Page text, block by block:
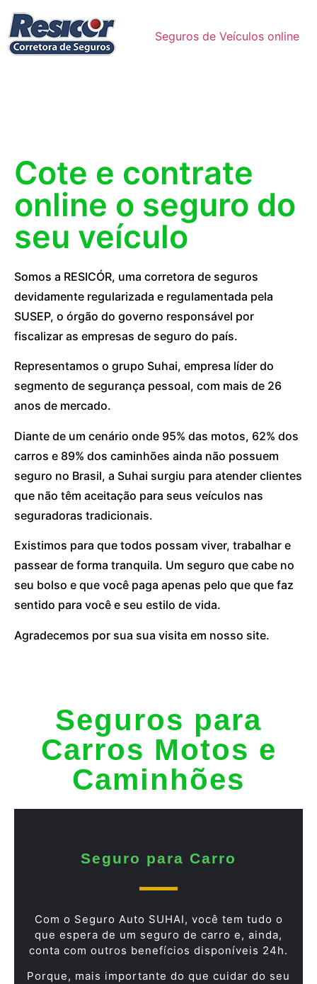
Seguros de Veículos online
Cote e contrate
online o seguro do
seu veículo
Somos a RESICÓR, uma corretora de seguros
devidamente regularizada e regulamentada pela
SUSEP, o órgão do governo responsável por
fiscalizar as empresas de seguro do país.
Representamos o grupo Suhai, empresa líder do
segmento de segurança pessoal, com mais de 26
anos de mercado.
Diante de um cenário onde 95% das motos, 62% dos
carros e 89% dos caminhões ainda não possuem
seguro no Brasil, a Suhai surgiu para atender clientes
que não têm aceitação para seus veículos nas
seguradoras tradicionais.
Existimos para que todos possam viver, trabalhar e
passear de forma tranquila. Um seguro que cabe no
seu bolso e que você paga apenas pelo que que faz
sentido para você e seu estilo de vida.
Agradecemos por sua sua visita em nosso site.
Seguros para
Carros Motos e
Caminhões
Seguro para Carro
Com o Seguro Auto SUHAI, você tem tudo o
que espera de um seguro de carro e, ainda,
conta com outros benefícios disponíveis 24h.
Porque, mais importante do que cuidar do seu